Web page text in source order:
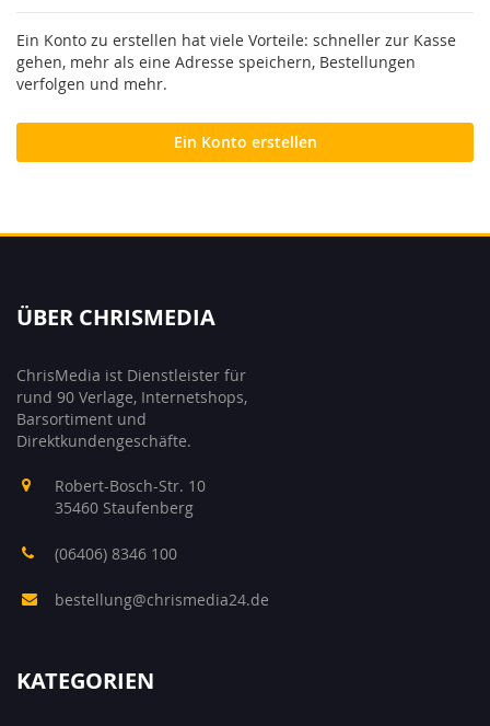
Ein Konto zu erstellen hat viele Vorteile: schneller zur Kasse
gehen, mehr als eine Adresse speichern, Bestellungen
verfolgen und mehr.
Ein Konto erstellen
ÜBER CHRISMEDIA
ChrisMedia ist Dienstleister für
rund 90 Verlage, Internetshops,
Barsortiment und
Direktkundengeschäfte.
Robert-Bosch-Str. 10
35460 Staufenberg
(06406) 8346 100
bestellung@chrismedia24.de
KATEGORIEN